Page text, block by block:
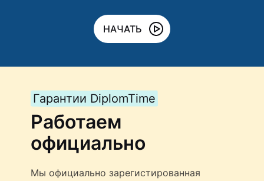
НАЧАТЬ
Гарантии DiplomTime
Работаем
официально
Мы официально зарегистированная